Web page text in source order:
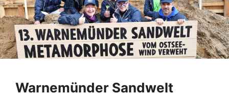
Warnemünder Sandwelt